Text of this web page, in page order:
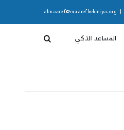
almaaref@maarefhekmiya.org
المساعد الذكي